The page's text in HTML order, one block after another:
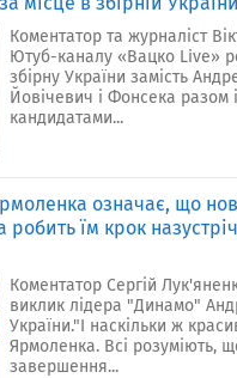
Коментатор та журналіст
Ютуб-каналу «Вацко Live»
збірну України замість
Йовічевич і Фонсека разом
кандидатами...
означає, що
робить їм крок
Коментатор Сергій
виклик лідера "Динамо"
України."І наскільки ж
Ярмоленка. Всі розуміють,
завершення...